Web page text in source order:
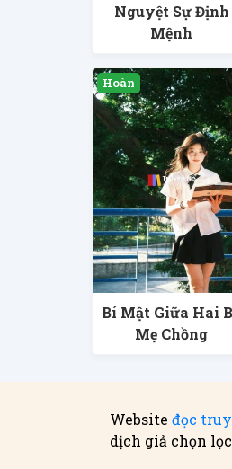
Nguyệt Sự Định
Mệnh
Bí Mật Giữa Hai
Mẹ Chồng
Website đọc
dịch giả chọn